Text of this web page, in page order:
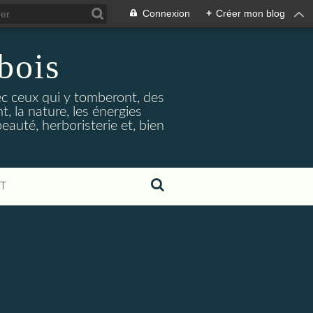
Connexion + Créer mon blog
ceux qui y tomberont, des
la nature, les énergies
herboristerie et, bien